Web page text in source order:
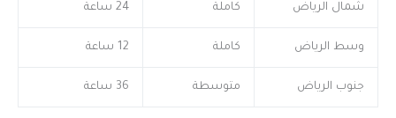
شمال الرياض كاملة 24 ساعة
وسط الرياض كاملة 12 ساعة
جنوب الرياض متوسطة 36 ساعة